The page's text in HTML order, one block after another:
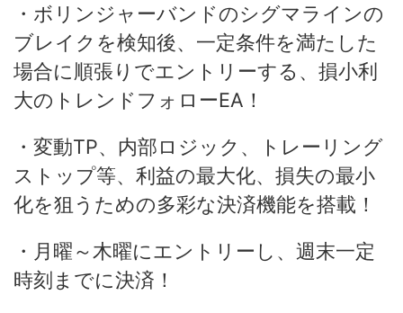
・ボリンジャーバンドのシグマラインの
ブレイクを検知後、一定条件を満たした
場合に順張りでエントリーする、損小利
大のトレンドフォローEA！
・変動TP、内部ロジック、トレーリング
ストップ等、利益の最大化、損失の最小
化を狙うための多彩な決済機能を搭載！
・月曜～木曜にエントリーし、週末一定
時刻までに決済！